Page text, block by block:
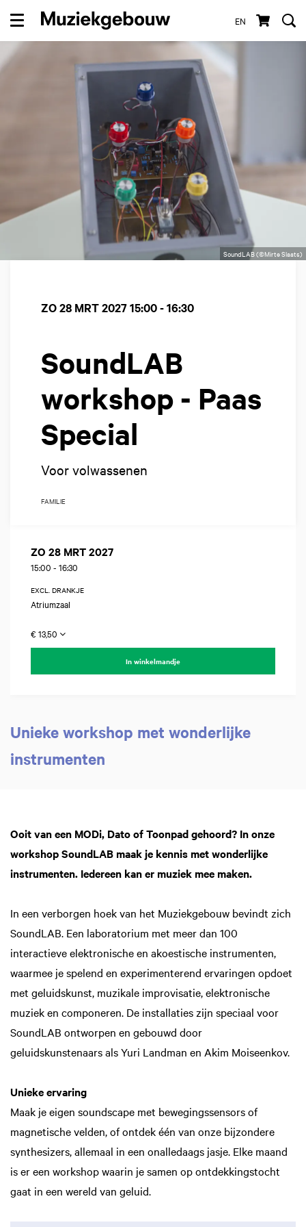
EN
Menu
SoundLAB (©Mirte Slaats)
SoundLAB
workshop - Paas
Special
Voor volwassenen
ZO 28 MRT 202715:00 - 16:30
FAMILIE
ZO 28 MRT 2027
15:00 - 16:30
EXCL. DRANKJE
Atriumzaal
€ 13,50
In winkelmandje
Unieke workshop met wonderlijke
instrumenten
Ooit van een MODi, Dato of Toonpad gehoord? In onze
workshop SoundLAB maak je kennis met wonderlijke
instrumenten. Iedereen kan er muziek mee maken.
In een verborgen hoek van het Muziekgebouw bevindt zich
SoundLAB. Een laboratorium met meer dan 100
interactieve elektronische en akoestische instrumenten,
waarmee je spelend en experimenterend ervaringen opdoet
met geluidskunst, muzikale improvisatie, elektronische
muziek en componeren. De installaties zijn speciaal voor
SoundLAB ontworpen en gebouwd door
geluidskunstenaars als Yuri Landman en Akim Moiseenkov.
Unieke ervaring
Maak je eigen soundscape met bewegingssensors of
magnetische velden, of ontdek één van onze bijzondere
synthesizers, allemaal in een onalledaags jasje. Elke maand
is er een workshop waarin je samen op ontdekkingstocht
gaat in een wereld van geluid.